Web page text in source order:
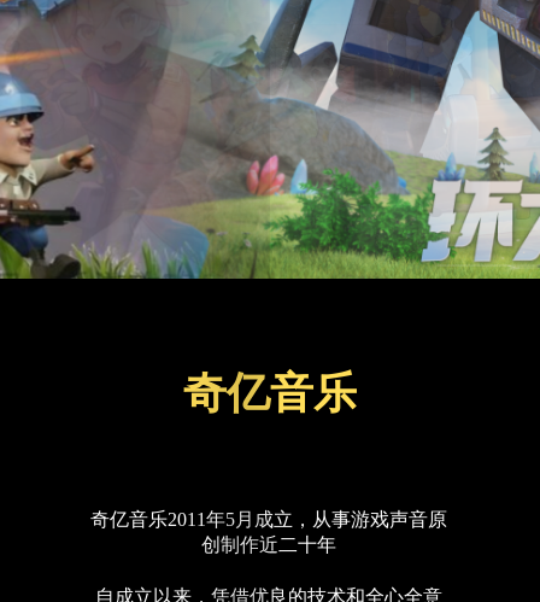
奇亿音乐
奇亿音乐2011年5月成立，从事游戏声音原
创制作近二十年
自成立以来，凭借优良的技术和全心全意